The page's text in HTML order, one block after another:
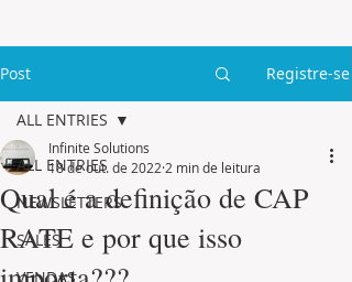
Post Registre-se
ALL ENTRIES
NEWSLETTERS
SALES
VENDAS
ALL ENTRIES
Qual é a definição de CAP
RATE e por que isso
Infinite Solutions
18 de out. de 2022 2 min de leitura